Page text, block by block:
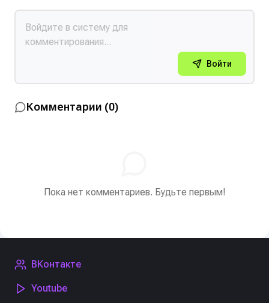
Войти
Комментарии (0)
Пока нет комментариев. Будьте первым!
ВКонтакте
Youtube